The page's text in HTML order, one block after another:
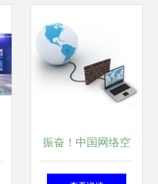
振奋！中国网络空
间防御技术获重大